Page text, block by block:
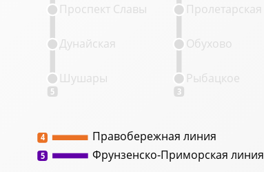
Правобережная линия
4
Фрунзенско-Приморская линия
5
5 3
Рыбацкое
Обухово
Пролетарская
Проспект Славы
Дунайская
Шушары